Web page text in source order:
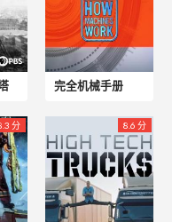
完全机械手册
分 8.6 分